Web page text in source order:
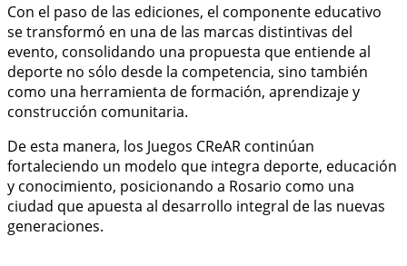
Con el paso de las ediciones, el componente educativo
se transformó en una de las marcas distintivas del
evento, consolidando una propuesta que entiende al
deporte no sólo desde la competencia, sino también
como una herramienta de formación, aprendizaje y
construcción comunitaria.
De esta manera, los Juegos CReAR continúan
fortaleciendo un modelo que integra deporte, educación
y conocimiento, posicionando a Rosario como una
ciudad que apuesta al desarrollo integral de las nuevas
generaciones.